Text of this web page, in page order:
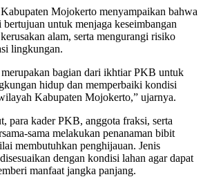
Mojokerto menyampaikan bahwa
untuk menjaga keseimbangan
alam, serta mengurangi risiko
lingkungan.
bagian dari ikhtiar PKB untuk
hidup dan memperbaiki kondisi
Kabupaten Mojokerto,” ujarnya.
para kader PKB, anggota fraksi, serta
sama melakukan penanaman bibit
membutuhkan penghijauan. Jenis
dengan kondisi lahan agar dapat
manfaat jangka panjang.